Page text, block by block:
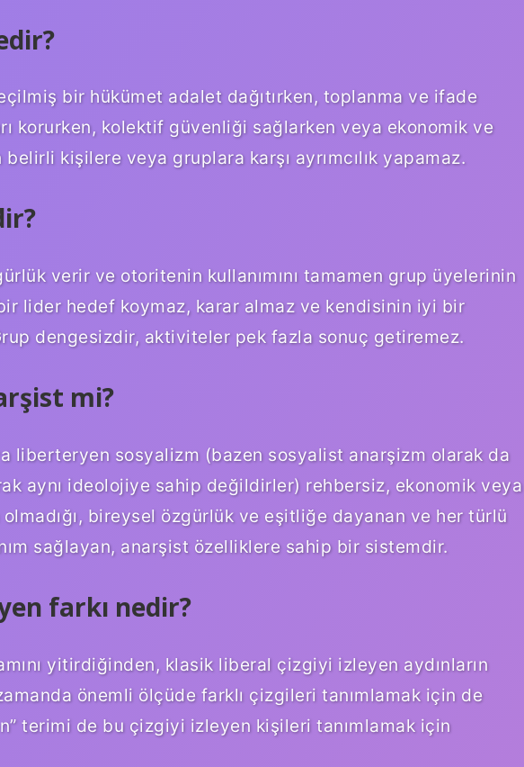
bir hükümet adalet dağıtırken, toplanma ve ifade
korurken, kolektif güvenliği sağlarken veya ekonomik ve
belirli kişilere veya gruplara karşı ayrımcılık yapamaz.
verir ve otoritenin kullanımını tamamen grup üyelerinin
lider hedef koymaz, karar almaz ve kendisinin iyi bir
dengesizdir, aktiviteler pek fazla sonuç getiremez.
mi?
liberteryen sosyalizm (bazen sosyalist anarşizm olarak da
aynı ideolojiye sahip değildirler) rehbersiz, ekonomik veya
bireysel özgürlük ve eşitliğe dayanan ve her türlü
sağlayan, anarşist özelliklere sahip bir sistemdir.
farkı nedir?
yitirdiğinden, klasik liberal çizgiyi izleyen aydınların
önemli ölçüde farklı çizgileri tanımlamak için de
terimi de bu çizgiyi izleyen kişileri tanımlamak için